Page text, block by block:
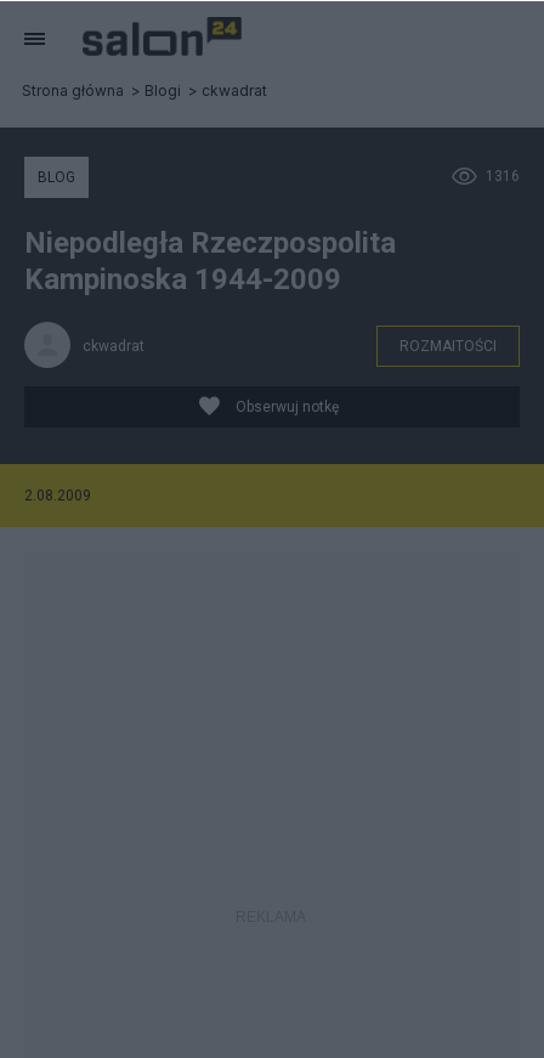
Strona główna Blogi ckwadrat
1316
BLOG
Niepodległa Rzeczpospolita
Kampinoska 1944-2009
ckwadrat ROZMAITOŚCI
Obserwuj notkę
2.08.2009